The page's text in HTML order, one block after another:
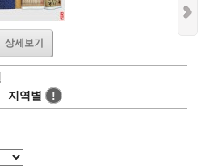
상세보기
지역별 !